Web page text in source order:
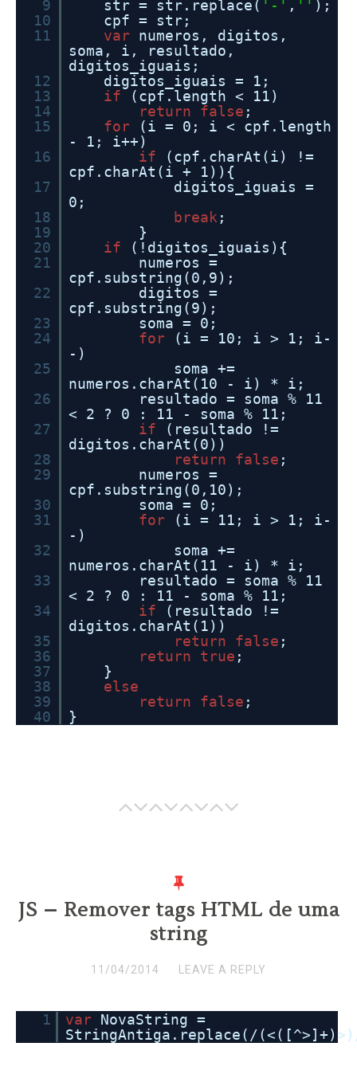
9
str = str.replace( '-' , '' );
10
cpf = str;
11
var numeros, digitos,
soma, i, resultado,
digitos_iguais;
12
digitos_iguais = 1;
13
if
(cpf.length < 11)
14
return false ;
15
for
(i = 0; i < cpf.length
- 1; i++)
16
if
(cpf.charAt(i) !=
cpf.charAt(i + 1)){
17
digitos_iguais =
0;
18
break ;
19
}
20
if
(!digitos_iguais){
21
numeros =
cpf.substring(0,9);
22
digitos =
cpf.substring(9);
23
soma = 0;
24
for
(i = 10; i > 1; i-
-)
25
soma +=
numeros.charAt(10 - i) * i;
26
resultado = soma % 11
< 2 ? 0 : 11 - soma % 11;
27
if
(resultado !=
digitos.charAt(0))
28
return false ;
29
numeros =
cpf.substring(0,10);
30
soma = 0;
31
for
(i = 11; i > 1; i-
-)
32
soma +=
numeros.charAt(11 - i) * i;
33
resultado = soma % 11
< 2 ? 0 : 11 - soma % 11;
34
if
(resultado !=
digitos.charAt(1))
35
return false ;
36
return true ;
37
}
38
else
39
return false ;
40
}
JS – Remover tags HTML de uma
string
11/04/2014 LEAVE A REPLY
1 var NovaString =
StringAntiga.replace(/